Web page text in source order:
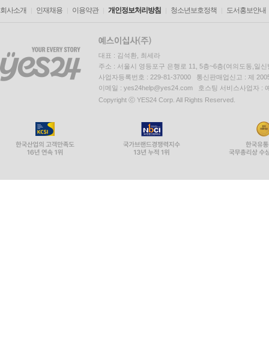
회사소개 인재채용 이용약관 개인정보처리방침 청소년보호정책 도서홍보안내
대표 : 김석환, 최세라
주소 : 서울시 영등포구 은행로 11, 5층~6층(여의도동,일신
사업자등록번호 : 229-81-37000 통신판매업신고 : 제
이메일 : yes24help@yes24.com 호스팅 서비스사업자 :
Copyright ⓒ YES24 Corp. All Rights Reserved.